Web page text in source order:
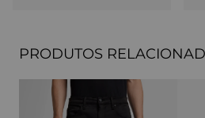
PRODUTOS